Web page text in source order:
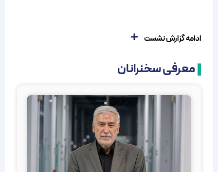
ادامه گزارش نشست
معرفی سخنرانان